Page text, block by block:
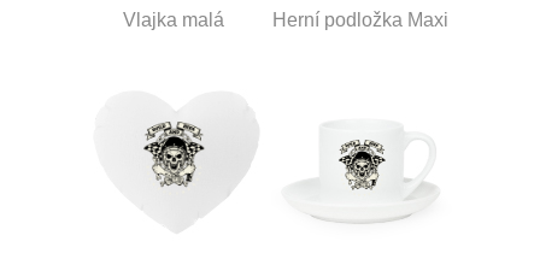
Vlajka malá Herní podložka Maxi